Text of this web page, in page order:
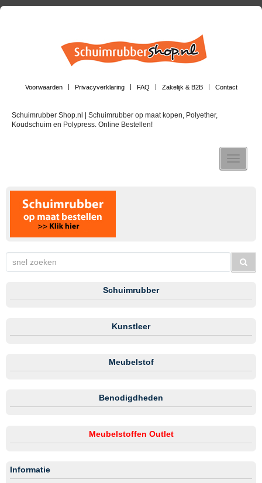
Voorwaarden Privacyverklaring FAQ Zakelijk & B2B Contact
Schuimrubber Shop.nl | Schuimrubber op maat kopen, Polyether,
Koudschuim en Polypress. Online Bestellen!
Toggle
Schuimrubber
Kunstleer
Meubelstof
Benodigdheden
Meubelstoffen Outlet
Informatie